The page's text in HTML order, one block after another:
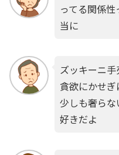
ってる関係
当に
ズッキーニ
貪欲にかせ
少しも奢ら
好きだよ